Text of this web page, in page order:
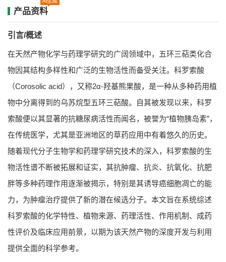
产品资料
引言/概述
在天然产物化学与药理学研究的广阔领域中，五环三萜类化合
物因其结构多样性和广泛的生物活性而备受关注。科罗索酸
（Corosolic acid），又称2α-羟基熊果酸，是一种从多种药用植
物中分离得到的乌苏烷型五环三萜酸。自其被发现以来，科罗
索酸便以其显著的抗糖尿病活性而闻名，被誉为“植物胰岛素”，
在传统医学，尤其是亚洲地区的草药应用中有着悠久的历史。
随着现代分子生物学和药理学研究技术的深入，科罗索酸的生
物活性谱不断被拓展和证实，其抗肿瘤、抗炎、抗氧化、抗肥
胖等多种药理作用逐渐被揭示，特别是其诱导癌细胞凋亡的能
力，为肿瘤治疗提供了新的潜在候选分子。本文旨在系统综述
科罗索酸的化学特性、植物来源、药理活性、作用机制、成药
性评价及临床应用前景，以期为该天然产物的深度开发与利用
提供全面的科学参考。